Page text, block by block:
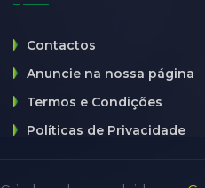
html
htmll (0)
it company(6)
java(0)
Contactos
Anuncie na nossa página
Termos e Condições
Políticas de Privacidade